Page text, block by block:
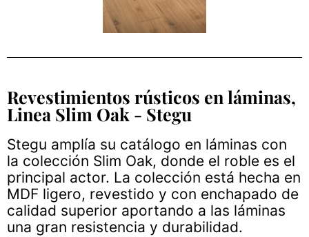
Revestimientos rústicos en láminas,
Linea Slim Oak - Stegu
Stegu amplía su catálogo en láminas con
la colección Slim Oak, donde el roble es el
principal actor. La colección está hecha en
MDF ligero, revestido y con enchapado de
calidad superior aportando a las láminas
una gran resistencia y durabilidad.